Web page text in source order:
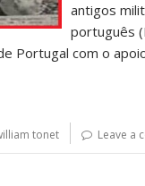
antigos
português
Portugal com o
tonet Leave a